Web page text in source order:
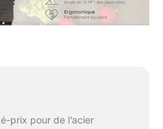
prix pour de l’acier